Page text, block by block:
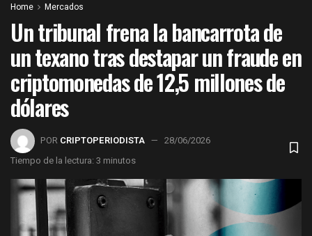
Home Mercados
Un tribunal frena la bancarrota de
un texano tras destapar un fraude en
criptomonedas de 12,5 millones de
dólares
POR CRIPTOPERIODISTA
28/06/2026
Tiempo de la lectura: 3 minutos